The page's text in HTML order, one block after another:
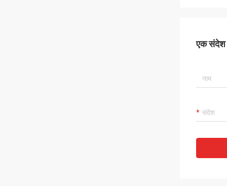
एक संदेश